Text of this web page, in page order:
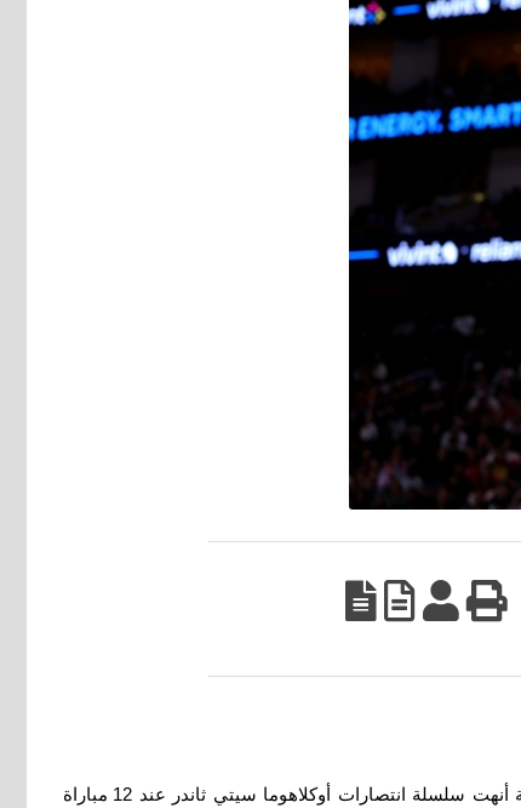
لوس انجلوس (الولايات المتحدة)-)أ. ف. ب.): سجل جايلن براون 14 من نقاطه الـ31 في الربع الثالث وقاد بوسطن سلتيكس إلى انتفاضة أنهت سلسلة انتصارات أوكلاهوما سيتي ثاندر عند 12 مباراة